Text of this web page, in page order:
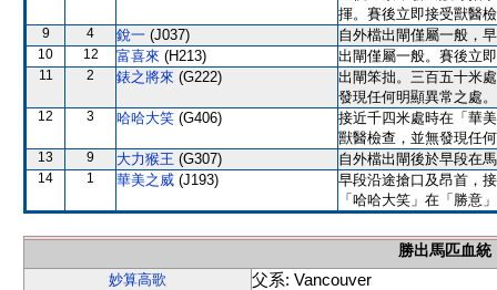
揮。賽後立即接受獸醫
9 4 銳一 (J037) 自外檔出閘僅屬一般，
10 12 富喜來 (H213) 出閘僅屬一般。賽後立
11 2 錶之將來 (G222)
出閘笨拙。三百五十米
發現任何明顯異常之處。
12 3 哈哈大笑 (G406)
接近千四米處時在「華
獸醫檢查，並無發現任
13 9 大力猴王 (G307) 自外檔出閘後於早段在
14 1 華美之威 (J193)
早段沿途搶口及昂首，
「哈哈大笑」在「勝意
勝出馬匹血統
妙算高歌
父系: Vancouver